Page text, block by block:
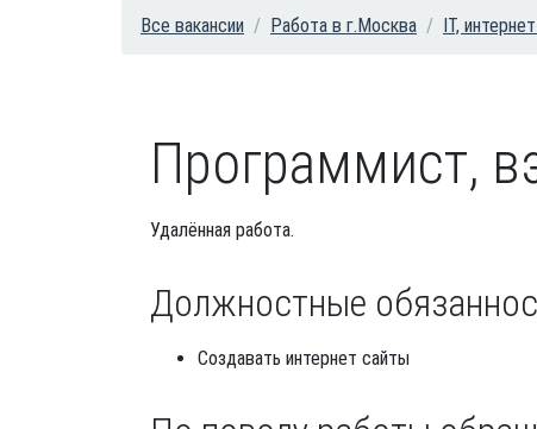
Все вакансии Работа в г.Москва IT,
Программист,
Удалённая работа.
Должностные
Создавать интернет сайты